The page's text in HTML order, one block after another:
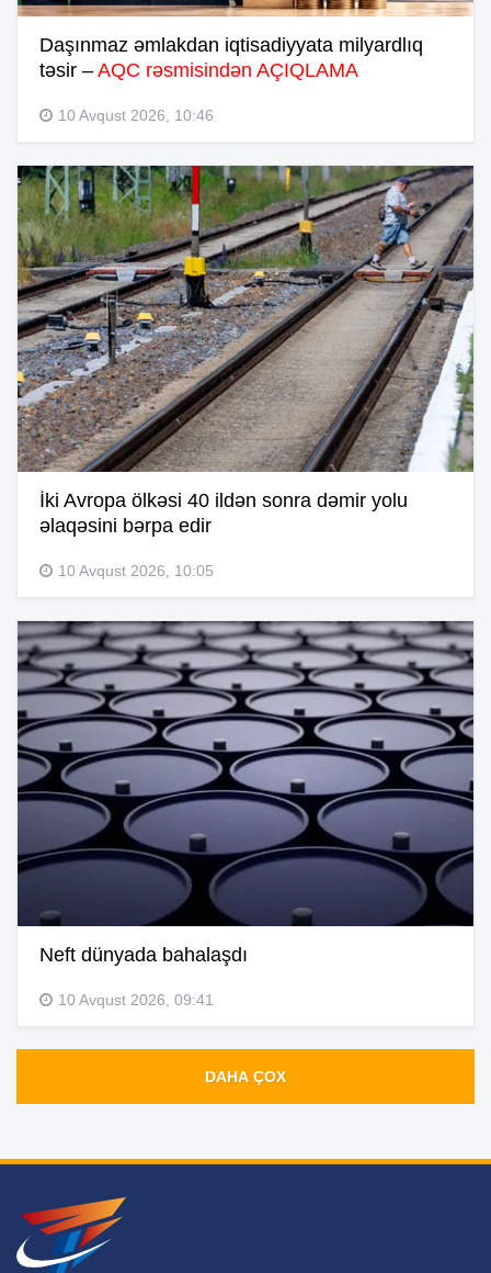
Daşınmaz əmlakdan iqtisadiyyata milyardlıq
təsir – AQC rəsmisindən AÇIQLAMA
10 Avqust 2026, 10:46
İki Avropa ölkəsi 40 ildən sonra dəmir yolu
əlaqəsini bərpa edir
10 Avqust 2026, 10:05
Neft dünyada bahalaşdı
10 Avqust 2026, 09:41
DAHA ÇOX